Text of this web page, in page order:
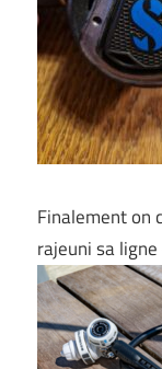
Finalement on
rajeuni sa